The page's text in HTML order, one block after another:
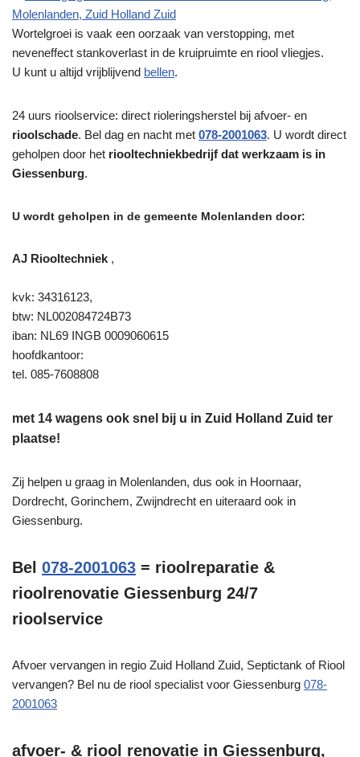
Wortelgroei is vaak een oorzaak van verstopping, met
neveneffect stankoverlast in de kruipruimte en riool vliegjes.
U kunt u altijd vrijblijvend bellen.
24 uurs rioolservice: direct rioleringsherstel bij afvoer- en
rioolschade. Bel dag en nacht met 078-2001063. U wordt direct
geholpen door het riooltechniekbedrijf dat werkzaam is in
Giessenburg.
U wordt geholpen in de gemeente Molenlanden door:
AJ Riooltechniek ,
kvk: 34316123,
btw: NL002084724B73
iban: NL69 INGB 0009060615
hoofdkantoor:
tel. 085-7608808
met 14 wagens ook snel bij u in Zuid Holland Zuid ter
plaatse!
Zij helpen u graag in Molenlanden, dus ook in Hoornaar,
Dordrecht, Gorinchem, Zwijndrecht en uiteraard ook in
Giessenburg.
Bel 078-2001063 = rioolreparatie &
rioolrenovatie Giessenburg 24/7
rioolservice
Afvoer vervangen in regio Zuid Holland Zuid, Septictank of Riool
vervangen? Bel nu de riool specialist voor Giessenburg 078-
2001063
afvoer- & riool renovatie in Giessenburg,